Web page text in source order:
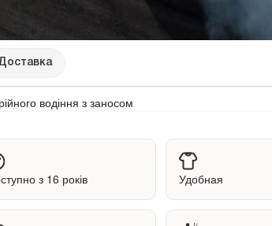
водіння з заносом
з 16 років Удобная